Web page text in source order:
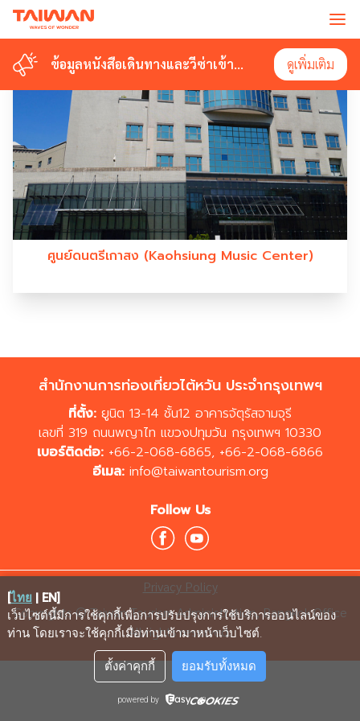
ข้อมูลหนังสือเดินทางและวีซ่าเข้า
ดูเพิ่มเติม
ข้อมูลหนังสือเดินทางและวีซ่าเข้า
ดูเพิ่มเติม
#KAOHSIUNGMUSICCENTER
ศูนย์ดนตรีเกาสง (Kaohsiung Music Center)
สำนักงานการท่องเที่ยวไต้หวัน ประจำกรุงเทพฯ
ที่ตั้ง: ยูนิต 13-14 ชั้น12 อาคารจัตุรัสจามจุรี
เลขที่ 319 ถนนพญาไท แขวงปทุมวัน กรุงเทพฯ 10330
เบอร์ติดต่อ: +66-2-068-6865, +66-2-068-6866
อีเมล: info@taiwantourism.org
Follow Us
Privacy Policy
Copyrights © Taiwan Tourism Administration, Bangkok Office
All rights reserved.
[ไทย | EN]
เว็บไซต์นี้มีการใช้คุกกี้เพื่อการปรับปรุงการใช้บริการออนไลน์ของ
ท่าน โดยเราจะใช้คุกกี้เมื่อท่านเข้ามาหน้าเว็บไซต์.
ตั้งค่าคุกกี้ ยอมรับทั้งหมด
powered by